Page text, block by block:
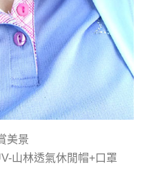
美景
山林透氣休閒帽+口罩